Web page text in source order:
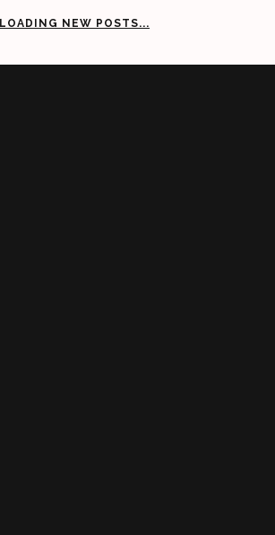
LOADING NEW POSTS...